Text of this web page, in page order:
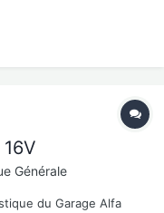
dans le vide donc pas
Générale
du Garage Alfa